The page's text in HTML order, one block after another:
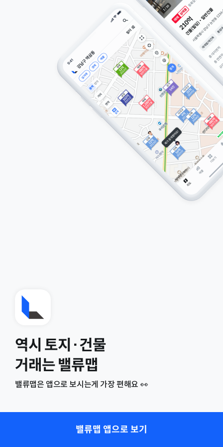
역시 토지·건물
거래는 밸류맵
밸류맵은 앱으로 보시는게 가장 편해요 👀
밸류맵 앱으로 보기